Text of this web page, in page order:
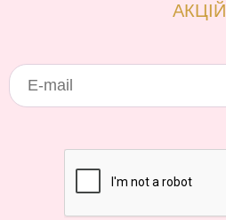
АКЦІЙ